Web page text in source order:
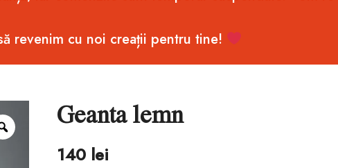
revenim cu noi creații pentru tine!
Zoom Geanta lemn
140 lei